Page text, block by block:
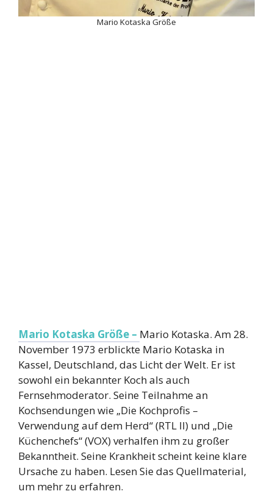
Mario Kotaska Größe
Mario Kotaska Größe – Mario Kotaska. Am 28.
November 1973 erblickte Mario Kotaska in
Kassel, Deutschland, das Licht der Welt. Er ist
sowohl ein bekannter Koch als auch
Fernsehmoderator. Seine Teilnahme an
Kochsendungen wie „Die Kochprofis –
Verwendung auf dem Herd“ (RTL II) und „Die
Küchenchefs“ (VOX) verhalfen ihm zu großer
Bekanntheit. Seine Krankheit scheint keine klare
Ursache zu haben. Lesen Sie das Quellmaterial,
um mehr zu erfahren.